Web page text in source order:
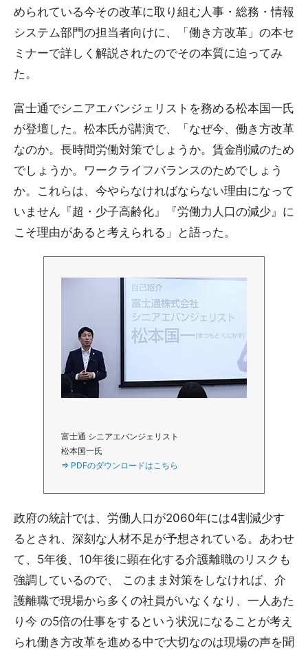
められている今その改革に取り組む人事・総務・情報
システム部門の担当者向けに、「働き方改革」の本セ
ミナーで詳しく解説されたのでその本質に迫ってみ
た。
富士通でシニアエバンジェリストを務める松本国一氏
が登壇した。松本氏が講演で、「なぜ今、働き方改革
なのか。長時間労働対策でしょうか。賃金削減のため
でしょうか。ワークライフバランスのためでしょう
か。これらは、今やらなければならない理由になって
いません『超・少子高齢化』『労働力人口の減少』に
こそ理由があると考えられる」と語った。
富士通 シニアエバンジェリスト
松本国一氏
⇒ PDFのダウンロードはこちら
政府の統計では、労働人口が2060年には4割減少す
るとされ、深刻な人材不足が予想されている。あわせ
て、5年後、10年後に顕在化する介護離職のリスクも
強調しているので、 このまま対策をしなければ、介
護離職で現場から多くの社員がいなくなり、一人あた
り今 の5倍の仕事をするという状況になることが考え
られ働き方改革を進める中で大切なのは現場の声を聞